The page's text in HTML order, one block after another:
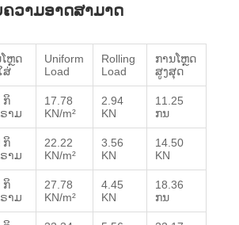
ວາມອາດສາມາດ
ຫຼດ
ສ່
Uniform
Load
Rolling
Load
ການໂຫຼດ
ສູງສຸດ
ກິ​
າມ
17.78
KN/m²
2.94
KN
11.25
ກນ
ກິ​
າມ
22.22
KN/m²
3.56
KN
14.50
KN
ກິ​
າມ
27.78
KN/m²
4.45
KN
18.36
ກນ